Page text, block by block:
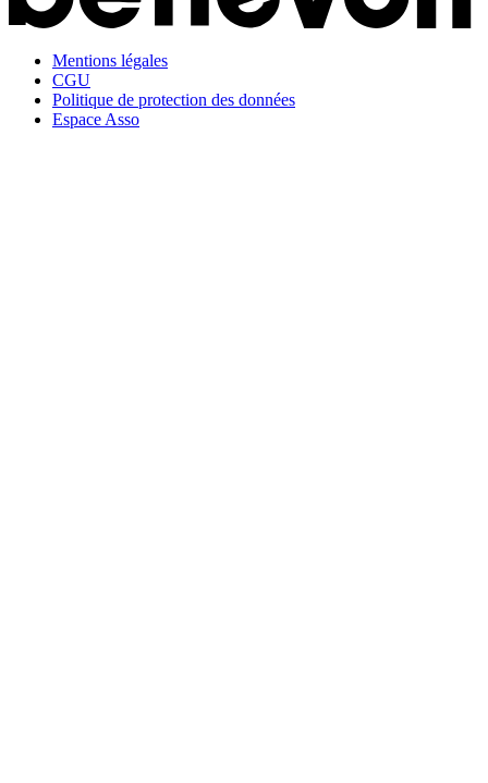
Mentions légales
CGU
Politique de protection des données
Espace Asso